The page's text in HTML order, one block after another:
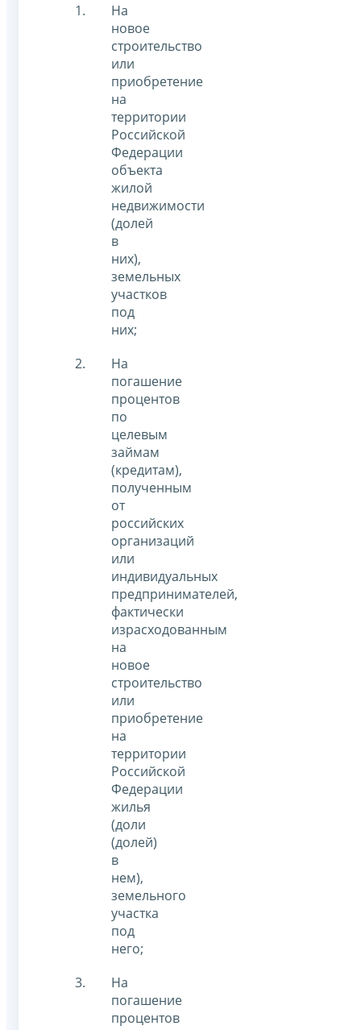
На
новое
строительство
или
приобретение
на
территории
Российской
Федерации
объекта
жилой
недвижимости
(долей
в
них),
земельных
участков
под
них;
На
погашение
процентов
по
целевым
займам
(кредитам),
полученным
от
российских
организаций
или
индивидуальных
предпринимателей,
фактически
израсходованным
на
новое
строительство
или
приобретение
на
территории
Российской
Федерации
жилья
(доли
(долей)
в
нем),
земельного
участка
под
него;
На
погашение
процентов